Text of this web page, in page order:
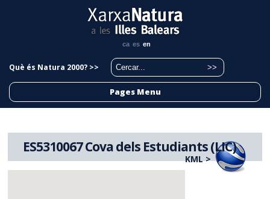
ca es en
Què és Natura 2000? >>
Pages Menu
ES5310067 Cova dels Estudiants (LIC)
KML >